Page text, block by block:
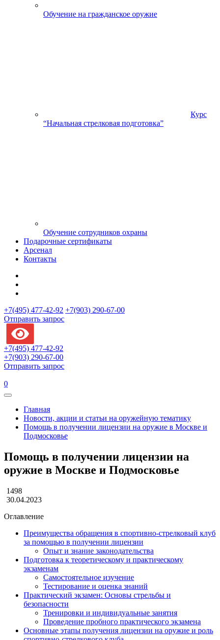
Обучение на гражданское оружие
Курс
“Начальная стрелковая подготовка”
Обучение сотрудников охраны
Подарочные сертификаты
Арсенал
Контакты
+7(495) 477-42-92 +7(903) 290-67-00
Отправить запрос
+7(495) 477-42-92
+7(903) 290-67-00
Отправить запрос
0
Главная
Новости, акции и статьи на оружейную тематику
Помощь в получении лицензии на оружие в Москве и
Подмосковье
Помощь в получении лицензии на
оружие в Москве и Подмосковье
1498
30.04.2023
Оглавление
Преимущества обращения в спортивно-стрелковый клуб
за помощью в получении лицензии
Опыт и знание законодательства
Подготовка к теоретическому и практическому
экзаменам
Самостоятельное изучение
Тестирование и оценка знаний
Практический экзамен: Основы стрельбы и
безопасности
Тренировки и индивидуальные занятия
Проведение пробного практического экзамена
Основные этапы получения лицензии на оружие и роль